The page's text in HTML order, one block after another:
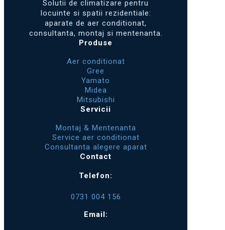
Solutii de climatizare pentru
locuinte si spatii rezidentiale:
aparate de aer conditionat,
consultanta, montaj si mentenanta.
Produse
Aer conditionat
Gree
Yamato
Midea
Mitsubishi
Servicii
Montaj & Mentenanta
Service aer conditionat
Consultanta alegere aparat
Contact
Telefon:
0731 004 156
Email: